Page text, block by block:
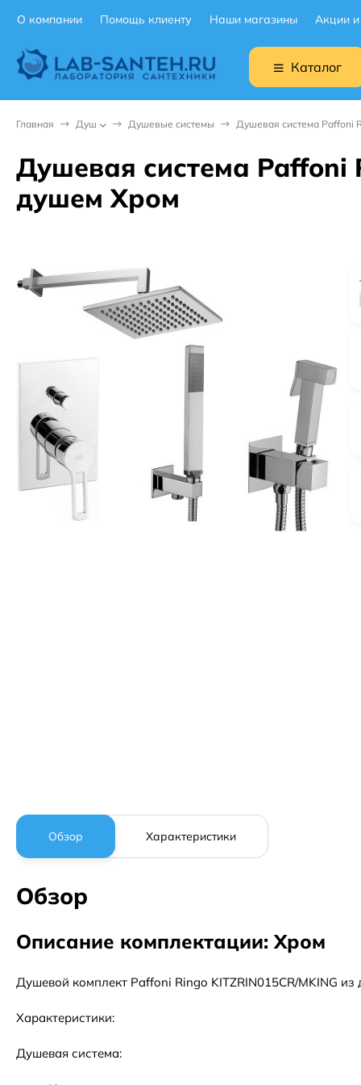
О компании Помощь клиенту Наши магазины Акции
Каталог
Главная Душ Душевые системы Душевая система Paffoni
Душевая система Paffoni
душем Хром
Обзор Характеристики
Обзор
Описание комплектации: Хром
Душевой комплект Paffoni Ringo KITZRIN015CR/MKING
Характеристики:
Душевая система: